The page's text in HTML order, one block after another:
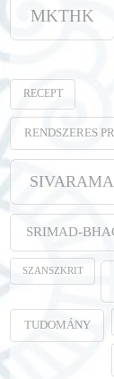
MKTHK
RECEPT
RENDSZERES
SRIMAD-
SZANSZKRIT
TUDOMÁNY